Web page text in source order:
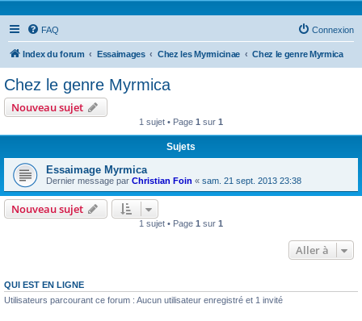
FAQ Connexion
Index du forum Essaimages Chez les Myrmicinae Chez le genre Myrmica
Chez le genre Myrmica
Nouveau sujet
1 sujet • Page 1 sur 1
Sujets
Essaimage Myrmica
Dernier message par Christian Foin « sam. 21 sept. 2013 23:38
Nouveau sujet
1 sujet • Page 1 sur 1
Aller à
QUI EST EN LIGNE
Utilisateurs parcourant ce forum : Aucun utilisateur enregistré et 1 invité